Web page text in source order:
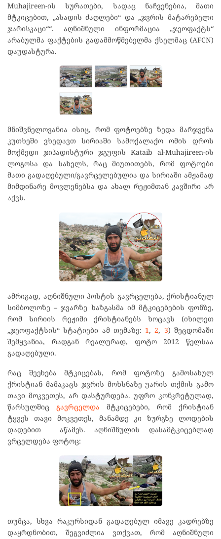
Muhajireen-ის სურათები, სადაც ნაჩვენებია, მათი
მტკიცებით, „ასადის ძაღლები“ და „ჯვრის მატარებელი
ჯარისკაცი““. აღნიშნული ინფორმაცია „ჯეოფაქტს“
არაბულმა ფაქტების გადამმოწმებელმა ქსელმაც (AFCN)
დაუდასტურა.
მნიშვნელოვანია ისიც, რომ ფოტოებზე ზედა მარჯვენა
კუთხეში ვხედავთ სირიაში სამოქალაქო ომის დროს
მოქმედი ჯიჰადისტური ჯგუფის Kataib al-Muhajireen-ის
ლოგოსა და სახელს, რაც მიუთითებს, რომ ფოტოები
მათი გადაღებული/გავრცელებულია და სირიაში ამჟამად
მიმდინარე მოვლენებსა და ახალ რეჟიმთან კავშირი არ
აქვს.
ამრიგად, აღნიშნული პოსტის გავრცელება, ქრისტიანულ
სიმბოლოზე – ჯვარზე ხაზგასმა იმ მტკიცებების ფონზე,
რომ სირიის რეჟიმი ქრისტიანებს ხოცავს (იხილეთ
„ჯეოფაქტსის“ სტატიები ამ თემაზე: 1,2, 3) შეცდომაში
შემყვანია, რადგან რეალურად, ფოტო 2012 წელსაა
გადაღებული.
რაც შეეხება მტკიცებას, რომ ფოტოზე გამოსახულ
ქრისტიან მამაკაცს ჯვრის მოხსნაზე უარის თქმის გამო
თავი მოკვეთეს, არ დასტურდება. უფრო კონკრეტულად,
წარსულშიც გავრცელდა მტკიცებები, რომ ქრისტიან
ტყვეს თავი მოკვეთეს, მანამდე კი ზურგზე ლოდების
დადებით აწამეს. აღნიშნულის დასამტკიცებლად
ვრცელდება ფოტოც:
თუმცა, სხვა რაკურსიდან გადაღებულ იმავე კადრებზე
დაყრდნობით, შეგვიძლია ვთქვათ, რომ აღნიშნული